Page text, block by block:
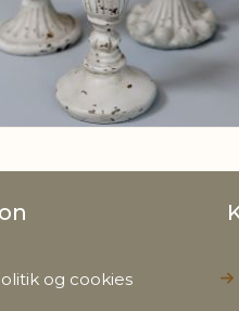
og cookies